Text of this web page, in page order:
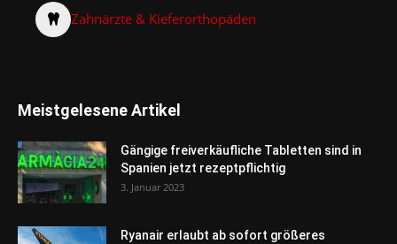
Zahnärzte & Kieferorthopäden
Meistgelesene Artikel
Gängige freiverkäufliche Tabletten sind in
Spanien jetzt rezeptpflichtig
3. Januar 2023
Ryanair erlaubt ab sofort größeres